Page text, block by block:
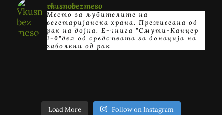
vkusnobezmeso
Место за љубителите на
вегетаријанска храна. Преживеана од
рак на дојка. E-книга "Смути-Канцер
1-0"дел од средствата за донација на
заболени од рак
Load More Follow on Instagram